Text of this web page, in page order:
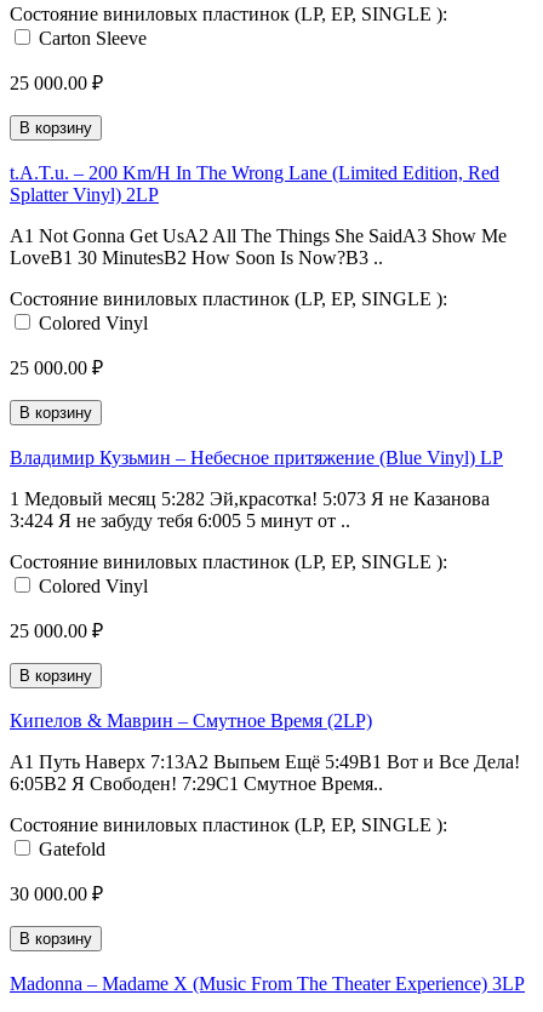
Состояние виниловых пластинок (LP, EP, SINGLE ):
Carton Sleeve
25 000.00 ₽
В корзину
t.A.T.u. – 200 Km/H In The Wrong Lane (Limited Edition, Red
Splatter Vinyl) 2LP
A1 Not Gonna Get UsA2 All The Things She SaidA3 Show Me
LoveB1 30 MinutesB2 How Soon Is Now?B3 ..
Состояние виниловых пластинок (LP, EP, SINGLE ):
Colored Vinyl
25 000.00 ₽
В корзину
Владимир Кузьмин – Небесное притяжение (Blue Vinyl) LP
1 Медовый месяц 5:282 Эй,красотка! 5:073 Я не Казанова
3:424 Я не забуду тебя 6:005 5 минут от ..
Состояние виниловых пластинок (LP, EP, SINGLE ):
Colored Vinyl
25 000.00 ₽
В корзину
Кипелов & Маврин – Смутное Время (2LP)
A1 Путь Наверх 7:13A2 Выпьем Ещё 5:49B1 Вот и Все Дела!
6:05B2 Я Свободен! 7:29C1 Смутное Время..
Состояние виниловых пластинок (LP, EP, SINGLE ):
Gatefold
30 000.00 ₽
В корзину
Madonna – Madame X (Music From The Theater Experience) 3LP